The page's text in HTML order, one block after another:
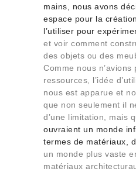
mains, nous avons
espace pour la
l’utiliser pour
et voir comment
des objets ou des
Comme nous n’avions
ressources, l’idée
nous est apparue et
que non seulement il
d’une limitation, mais
ouvraient un monde
termes de matériaux,
un monde plus vaste
matériaux